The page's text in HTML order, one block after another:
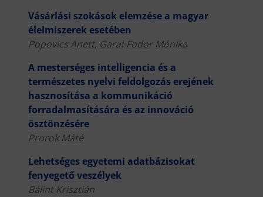
Vásárlási szokások elemzése a magyar
élelmiszerek esetében
Popovics Anett, Garai-Fodor Mónika
A mesterséges intelligencia és a
természetes nyelvi feldolgozás erejének
hasznosítása a kommunikáció
forradalmasítására és az innováció
ösztönzésére
Prorok Máté
Lehetséges egyetemi adatbázisokat
fenyegető veszélyek
Bálint Krisztián